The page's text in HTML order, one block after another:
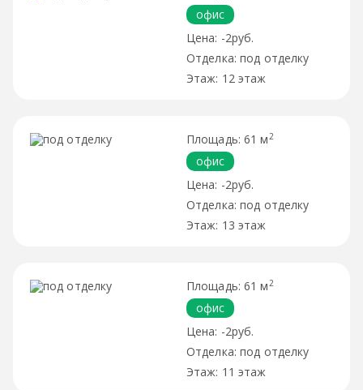
офис
-2руб.
под отделку
12 этаж
61 м 2
офис
-2руб.
под отделку
13 этаж
61 м 2
офис
-2руб.
под отделку
11 этаж